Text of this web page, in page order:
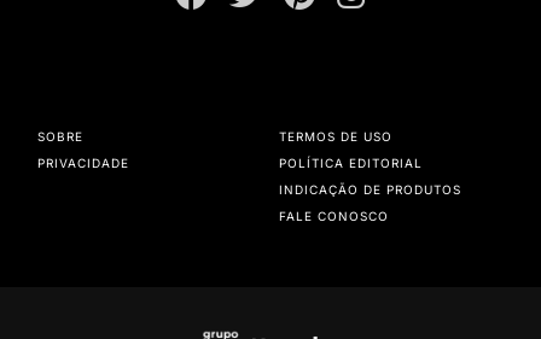
SOBRE
PRIVACIDADE
TERMOS DE USO
POLÍTICA EDITORIAL
INDICAÇÃO DE PRODUTOS
FALE CONOSCO